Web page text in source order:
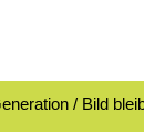
/ Bild